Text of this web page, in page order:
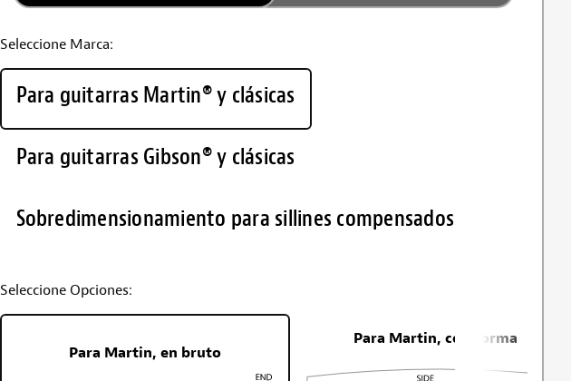
Seleccione Marca:
Para guitarras Martin® y clásicas
Para guitarras Gibson® y clásicas
Sobredimensionamiento para sillines compensados
Seleccione Opciones:
Para Martin, en bruto
Para Martin, con forma